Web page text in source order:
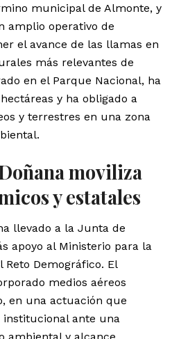
municipal de Almonte, y
amplio operativo de
el avance de las llamas en
más relevantes de
en el Parque Nacional, ha
y ha obligado a
y terrestres en una zona
moviliza
y estatales
llevado a la Junta de
apoyo al Ministerio para la
Reto Demográfico. El
medios aéreos
en una actuación que
ante una